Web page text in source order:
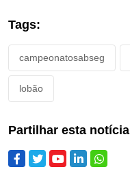
Tags:
campeonatosabseg
lobão
Partilhar esta notícia